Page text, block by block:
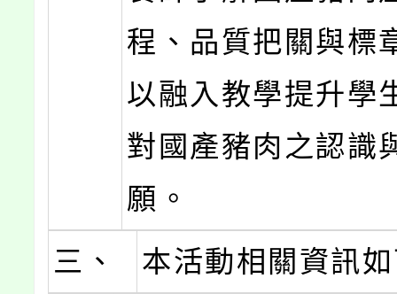
程、品質把關與標
以融入教學提升學
對國產豬肉之認識
願。
三、
本活動相關資訊